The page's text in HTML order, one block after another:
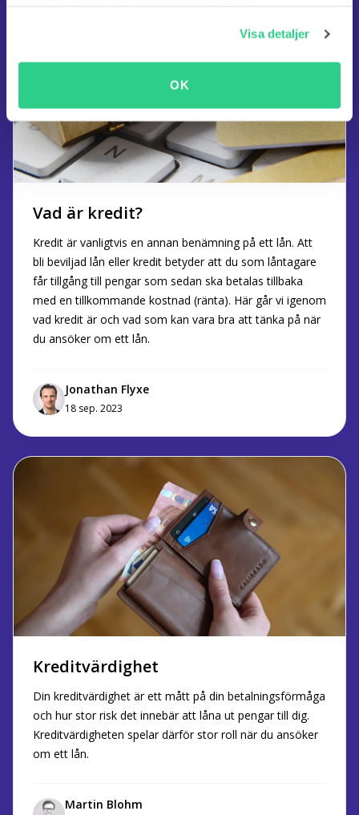
Visa detaljer
OK
Vad är kredit?
Kredit är vanligtvis en annan benämning på ett lån. Att
bli beviljad lån eller kredit betyder att du som låntagare
får tillgång till pengar som sedan ska betalas tillbaka
med en tillkommande kostnad (ränta). Här går vi igenom
vad kredit är och vad som kan vara bra att tänka på när
du ansöker om ett lån.
Jonathan Flyxe
18 sep. 2023
Kreditvärdighet
Din kreditvärdighet är ett mått på din betalningsförmåga
och hur stor risk det innebär att låna ut pengar till dig.
Kreditvärdigheten spelar därför stor roll när du ansöker
om ett lån.
Martin Blohm